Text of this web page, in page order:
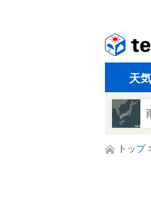
天
トップ